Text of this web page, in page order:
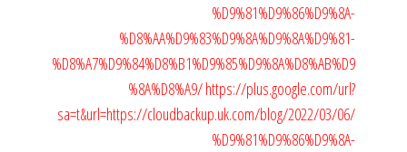
%D9%81%D9%86%D9%8A-
%D8%AA%D9%83%D9%8A%D9%8A%D9%81-
%D8%A7%D9%84%D8%B1%D9%85%D9%8A%D8%AB%D9
%8A%D8%A9/https://plus.google.com/url?
sa=t&url=https://cloudbackup.uk.com/blog/2022/03/06/
%D9%81%D9%86%D9%8A-